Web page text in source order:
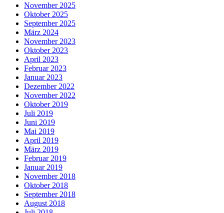
November 2025
Oktober 2025
September 2025
März 2024
November 2023
Oktober 2023
April 2023
Februar 2023
Januar 2023
Dezember 2022
November 2022
Oktober 2019
Juli 2019
Juni 2019
Mai 2019
April 2019
März 2019
Februar 2019
Januar 2019
November 2018
Oktober 2018
September 2018
August 2018